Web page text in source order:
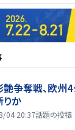
争奪戦、欧州
か
04 20:37話題の投稿